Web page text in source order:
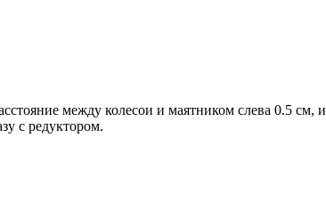
между колесои и маятником слева 0.5 см, и
с редуктором.